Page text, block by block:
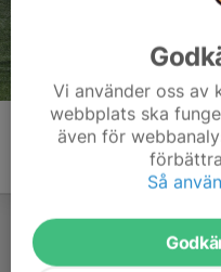
Vi använder oss
webbplats ska
även för
Så